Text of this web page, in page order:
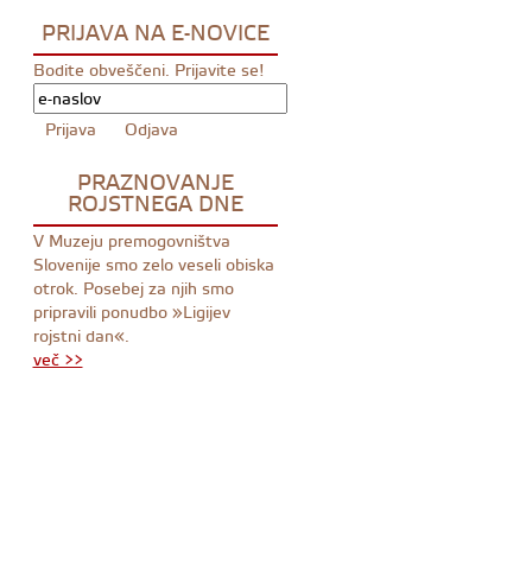
PRIJAVA NA E-NOVICE
Bodite obveščeni. Prijavite se!
PRAZNOVANJE
ROJSTNEGA DNE
V Muzeju premogovništva
Slovenije smo zelo veseli obiska
otrok. Posebej za njih smo
pripravili ponudbo »Ligijev
rojstni dan«.
več >>